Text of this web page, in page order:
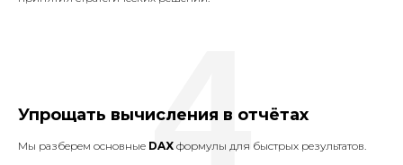
Упрощать вычисления в отчётах
Мы разберем основные DAX формулы для быстрых результатов.
4